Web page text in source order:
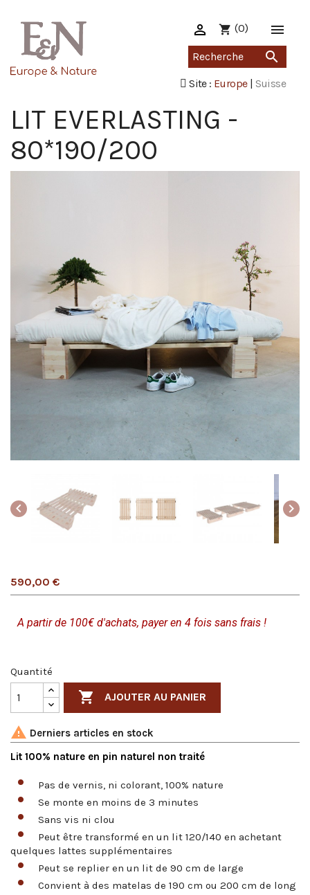

shopping_cart (0)

Site : Europe| Suisse

LIT EVERLASTING -
80*190/200
 
590,00 €
A partir de 100€ d'achats, payer en 4 fois sans frais !
Quantité
 AJOUTER AU PANIER
 Derniers articles en stock
Lit 100% nature en pin naturel non traité
Pas de vernis, ni colorant, 100% nature
Se monte en moins de 3 minutes
Sans vis ni clou
Peut être transformé en un lit 120/140 en achetant
quelques lattes supplémentaires
Peut se replier en un lit de 90 cm de large
Convient à des matelas de 190 cm ou 200 cm de long